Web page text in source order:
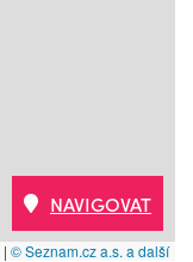
| © Seznam.cz a.s. a další
NAVIGOVAT